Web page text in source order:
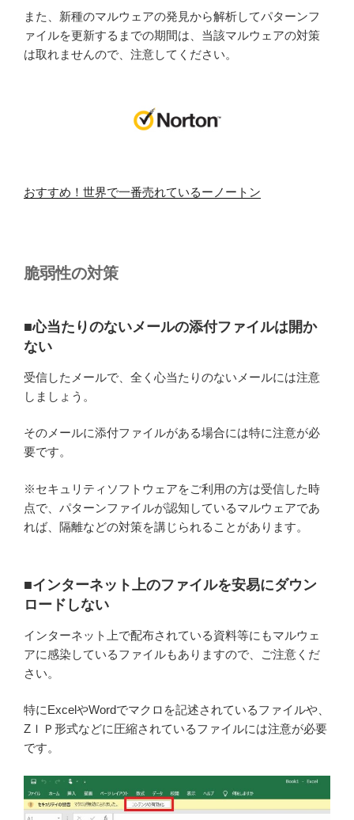
また、新種のマルウェアの発見から解析してパターンフ
ァイルを更新するまでの期間は、当該マルウェアの対策
は取れませんので、注意してください。
おすすめ！世界で一番売れているーノートン
脆弱性の対策
■心当たりのないメールの添付ファイルは開か
ない
受信したメールで、全く心当たりのないメールには注意
しましょう。
そのメールに添付ファイルがある場合には特に注意が必
要です。
※セキュリティソフトウェアをご利用の方は受信した時
点で、パターンファイルが認知しているマルウェアであ
れば、隔離などの対策を講じられることがあります。
■インターネット上のファイルを安易にダウン
ロードしない
インターネット上で配布されている資料等にもマルウェ
アに感染しているファイルもありますので、ご注意くだ
さい。
特にExcelやWordでマクロを記述されているファイルや、
ZＩＰ形式などに圧縮されているファイルには注意が必要
です。